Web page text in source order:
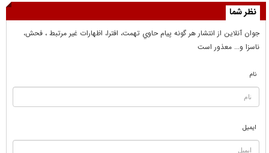
نظر شما
جوان آنلاين از انتشار هر گونه پيام حاوي تهمت، افترا، اظهارات غير مرتبط ، فحش،
ناسزا و... معذور است
نام
ایمیل